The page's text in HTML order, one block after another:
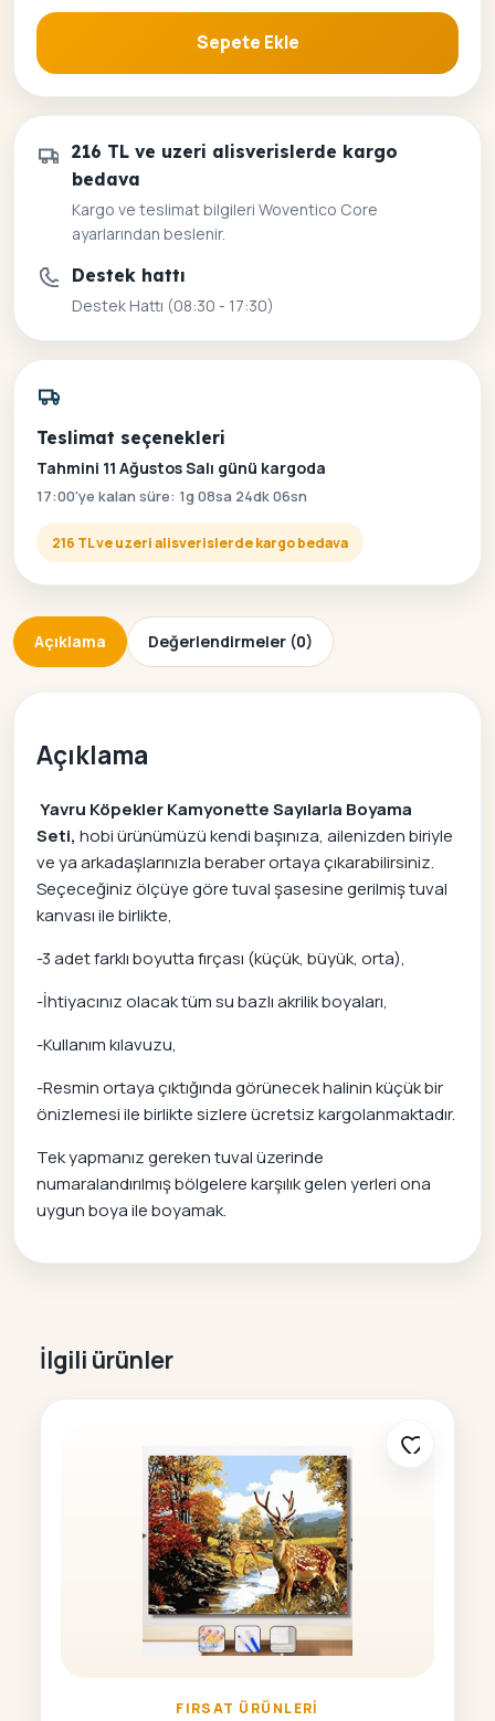
Sepete Ekle
216 TL ve uzeri alisverislerde kargo
bedava
Kargo ve teslimat bilgileri Woventico Core
ayarlarından beslenir.
Destek hattı
Destek Hattı (08:30 - 17:30)
Teslimat seçenekleri
Tahmini 11 Ağustos Salı günü kargoda
17:00'ye kalan süre: 1g 08sa 24dk 06sn
216 TL ve uzeri alisverislerde kargo bedava
Açıklama Değerlendirmeler (0)
Açıklama
Yavru Köpekler Kamyonette Sayılarla Boyama
Seti, hobi ürünümüzü kendi başınıza, ailenizden biriyle
ve ya arkadaşlarınızla beraber ortaya çıkarabilirsiniz.
Seçeceğiniz ölçüye göre tuval şasesine gerilmiş tuval
kanvası ile birlikte,
-3 adet farklı boyutta fırçası (küçük, büyük, orta),
-İhtiyacınız olacak tüm su bazlı akrilik boyaları,
-Kullanım kılavuzu,
-Resmin ortaya çıktığında görünecek halinin küçük bir
önizlemesi ile birlikte sizlere ücretsiz kargolanmaktadır.
Tek yapmanız gereken tuval üzerinde
numaralandırılmış bölgelere karşılık gelen yerleri ona
uygun boya ile boyamak.
İlgili ürünler
FIRSAT ÜRÜNLERI